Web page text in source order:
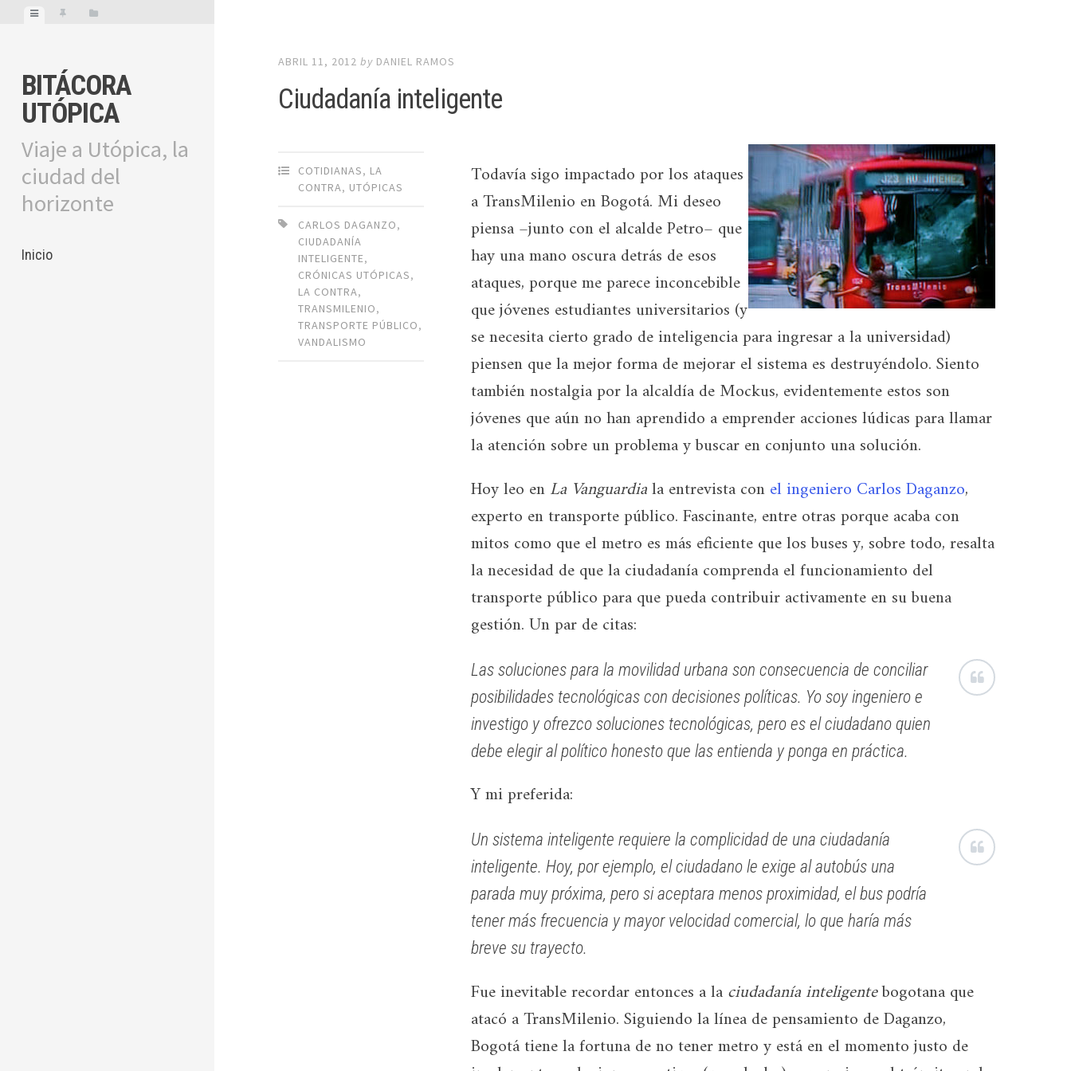
BITÁCORA
UTÓPICA
Viaje a Utópica, la
ciudad del
horizonte
Inicio
ABRIL 11, 2012 by DANIEL RAMOS
Ciudadanía inteligente
COTIDIANAS, LA
CONTRA, UTÓPICAS
CARLOS DAGANZO,
CIUDADANÍA
INTELIGENTE,
CRÓNICAS UTÓPICAS,
LA CONTRA,
TRANSMILENIO,
TRANSPORTE PÚBLICO,
VANDALISMO
Todavía sigo impactado por los ataques
a TransMilenio en Bogotá. Mi deseo
piensa –junto con el alcalde Petro– que
hay una mano oscura detrás de esos
ataques, porque me parece inconcebible
que jóvenes estudiantes universitarios (y
se necesita cierto grado de inteligencia para ingresar a la universidad)
piensen que la mejor forma de mejorar el sistema es destruyéndolo. Siento
también nostalgia por la alcaldía de Mockus, evidentemente estos son
jóvenes que aún no han aprendido a emprender acciones lúdicas para llamar
la atención sobre un problema y buscar en conjunto una solución.
Hoy leo enLa Vanguardiala entrevista conel ingeniero Carlos Daganzo,
experto en transporte público. Fascinante, entre otras porque acaba con
mitos como que el metro es más eficiente que los buses y, sobre todo, resalta
la necesidad de que la ciudadanía comprenda el funcionamiento del
transporte público para que pueda contribuir activamente en su buena
gestión. Un par de citas:
Las soluciones para la movilidad urbana son consecuencia de conciliar
posibilidades tecnológicas con decisiones políticas. Yo soy ingeniero e
investigo y ofrezco soluciones tecnológicas, pero es el ciudadano quien
debe elegir al político honesto que las entienda y ponga en práctica.
Y mi preferida:
Un sistema inteligente requiere la complicidad de una ciudadanía
inteligente. Hoy, por ejemplo, el ciudadano le exige al autobús una
parada muy próxima, pero si aceptara menos proximidad, el bus podría
tener más frecuencia y mayor velocidad comercial, lo que haría más
breve su trayecto.
Fue inevitable recordar entonces a laciudadanía inteligentebogotana que
atacó a TransMilenio. Siguiendo la línea de pensamiento de Daganzo,
Bogotá tiene la fortuna de no tener metro y está en el momento justo de